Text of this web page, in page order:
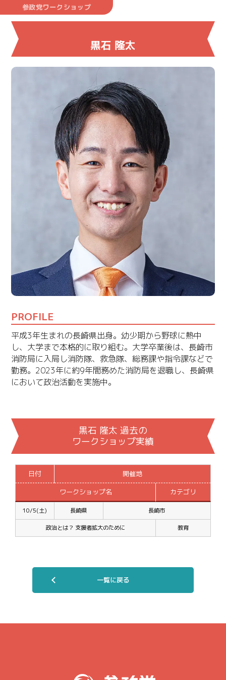
参政党ワークショップ
黒石 隆太
PROFILE
平成3年生まれの長崎県出身。幼少期から野球に熱中
し、大学まで本格的に取り組む。大学卒業後は、長崎市
消防局に入局し消防隊、救急隊、総務課や指令課などで
勤務。2023年に約9年間務めた消防局を退職し、長崎県
において政治活動を実施中。
黒石 隆太 過去の
ワークショップ実績
日付
開催地
ワークショップ名
カテゴリ
10/5(土) 長崎県 長崎市
政治とは？ 支援者拡大のために 教育
一覧に戻る